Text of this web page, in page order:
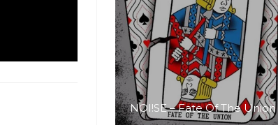
NOI!SE – Fate Of The Union